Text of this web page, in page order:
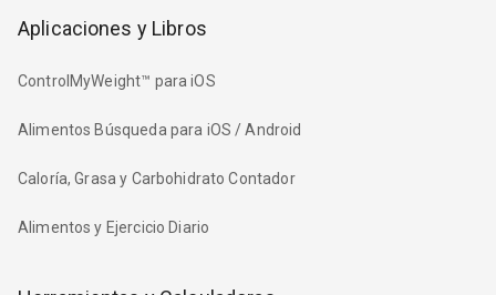
Aplicaciones y Libros
ControlMyWeight™ para iOS
Alimentos Búsqueda para iOS / Android
Caloría, Grasa y Carbohidrato Contador
Alimentos y Ejercicio Diario